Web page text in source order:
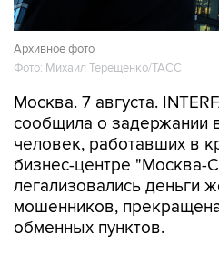
Архивное фото
Фото: Михаил Терещенко/ТАСС
Москва. 7 августа.
сообщила о задержании
человек, работавших в
бизнес-центре "Москва-
легализовались деньги
мошенников,
обменных пунктов.